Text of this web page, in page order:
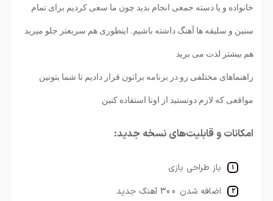
خانواده و یا دسته جمعی انجام بدید چون ما سعی کردیم برای تمام
سنین و سلیقه ها آهنگ داشته باشیم. اینطوری هم سریعتر جلو میرید
هم بیشتر لذت می برید
راهنماهای مختلفی رو در برنامه براتون قرار دادیم تا شما بتونین
مواقعی که لازم دونستید از اونا استفاده کنین
امکانات و قابلیت‌های نسخه جدید:
باز طراحی بازی
اضافه شدن 300 آهنگ جدید